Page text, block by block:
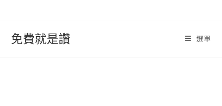
免費就是讚 選單